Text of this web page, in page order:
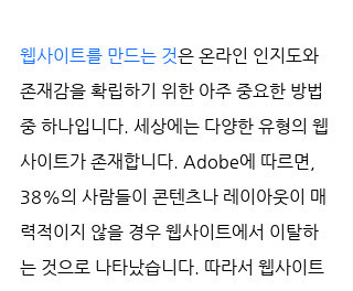
웹사이트를 만드는 것은 온라인 인지도와
존재감을 확립하기 위한 아주 중요한 방법
중 하나입니다. 세상에는 다양한 유형의 웹
사이트가 존재합니다. Adobe에 따르면,
38%의 사람들이 콘텐츠나 레이아웃이 매
력적이지 않을 경우 웹사이트에서 이탈하
는 것으로 나타났습니다. 따라서 웹사이트